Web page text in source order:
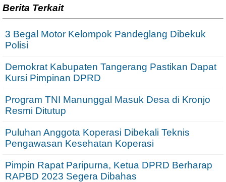
Berita Terkait
3 Begal Motor Kelompok Pandeglang Dibekuk
Polisi
Demokrat Kabupaten Tangerang Pastikan Dapat
Kursi Pimpinan DPRD
Program TNI Manunggal Masuk Desa di Kronjo
Resmi Ditutup
Puluhan Anggota Koperasi Dibekali Teknis
Pengawasan Kesehatan Koperasi
Pimpin Rapat Paripurna, Ketua DPRD Berharap
RAPBD 2023 Segera Dibahas